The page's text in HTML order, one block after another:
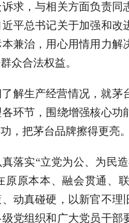
求，与相关方面负责
平总书记关于加强和
兼治，用心用情用力
众合法权益。
解生产经营情况，就
环节，围绕增强核心功
，把茅台品牌擦得更亮。
落实“立党为公、为民
原原本本、融会贯通、
动真碰硬，以新官不理
党组织和广大党员干部